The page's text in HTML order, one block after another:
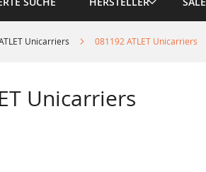
Unicarriers 081192 ATLET Unicarriers
Unicarriers